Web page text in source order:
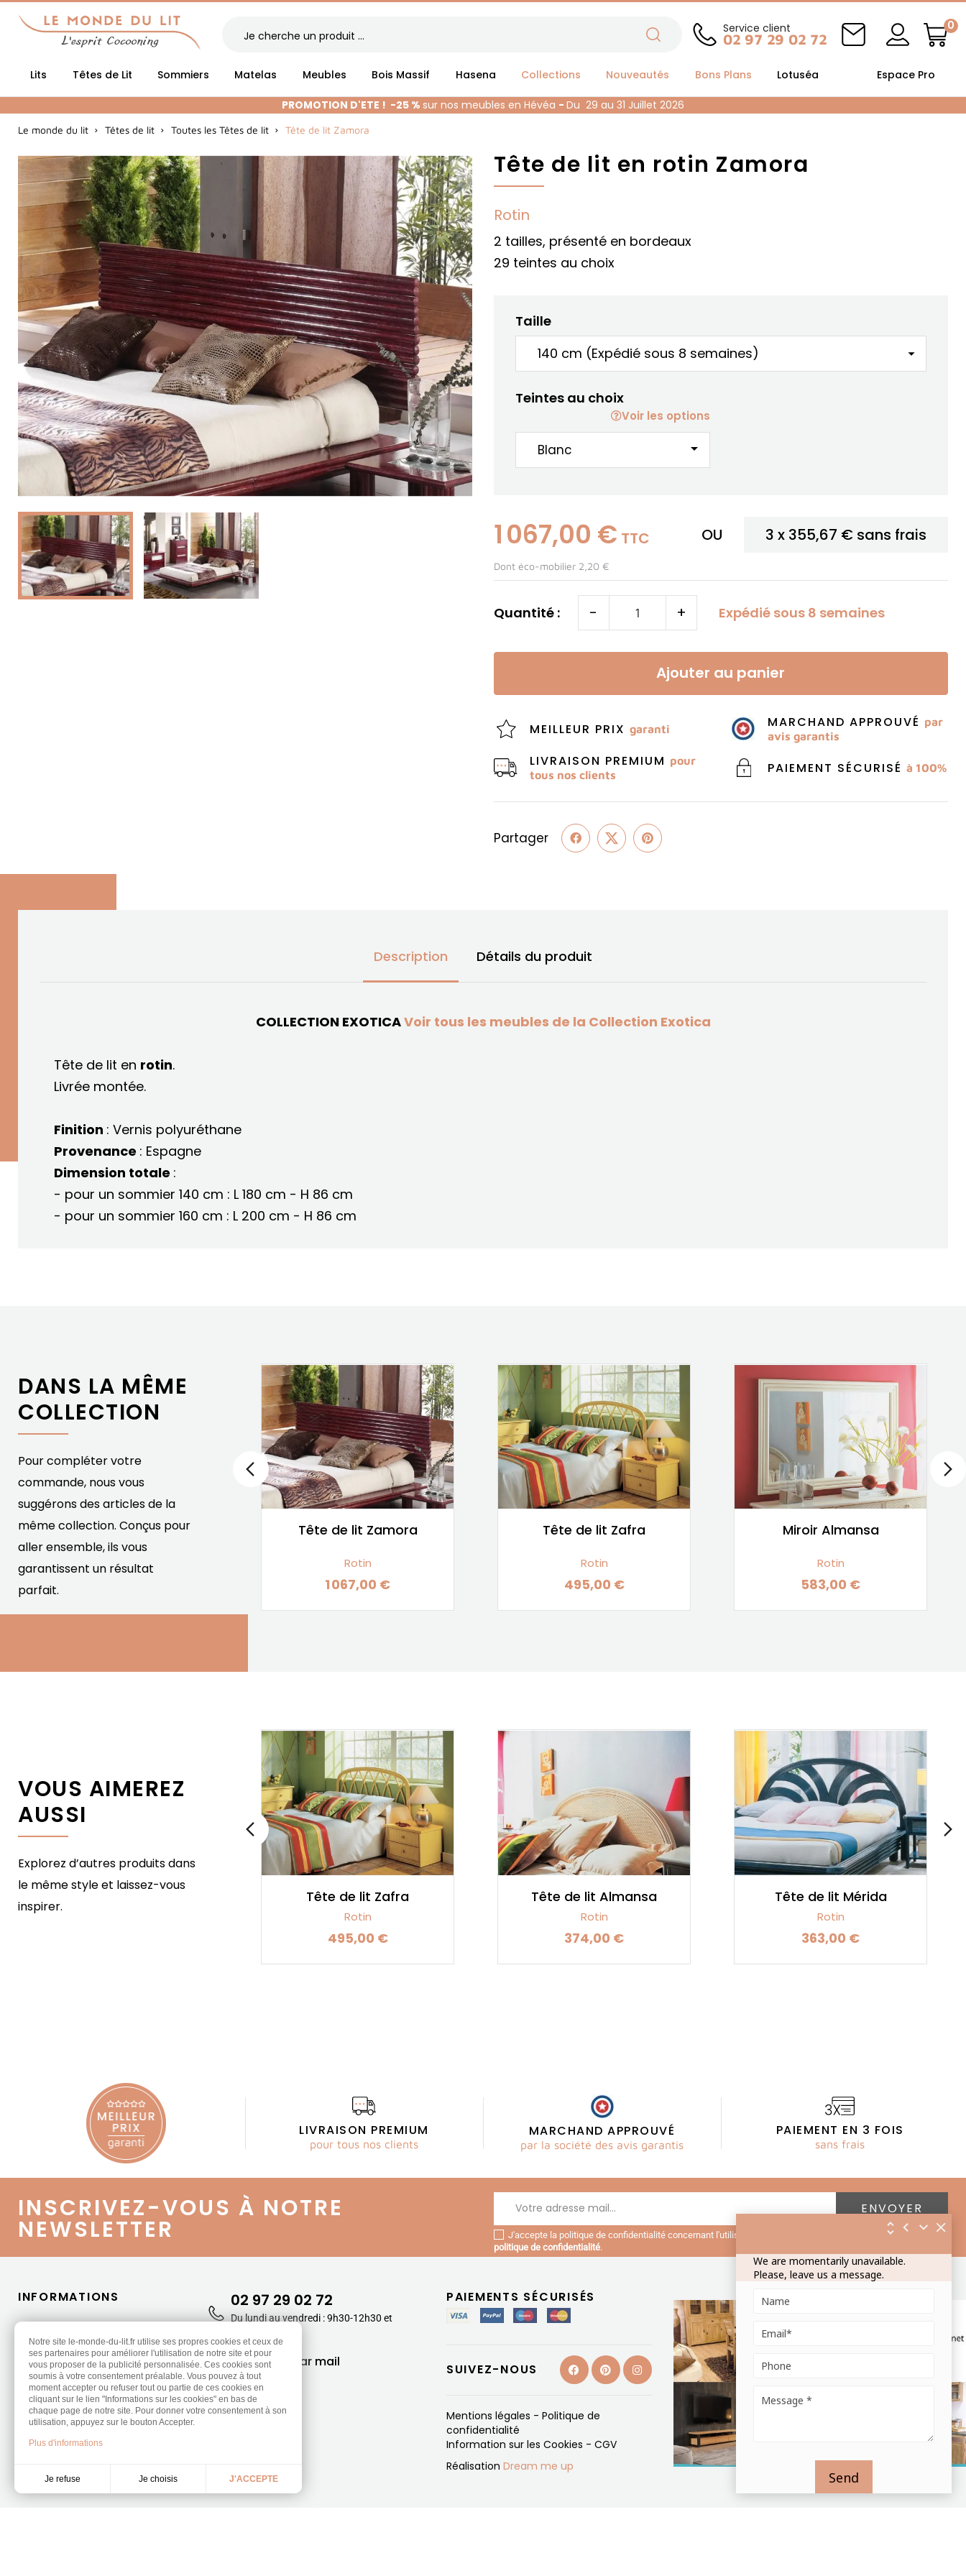
Service client
02 97 29 02 72
0
Lits Têtes de Lit Sommiers Matelas Meubles Bois Massif Hasena Collections Nouveautés Bons Plans Lotuséa Espace Pro
PROMOTION D'ETE ! -25 % sur nos meubles en Hévéa - Du 29 au 31 Juillet 2026
Le monde du lit Têtes de lit Toutes les Têtes de lit Tête de lit Zamora
Tête de lit en rotin Zamora
Rotin
2 tailles, présenté en bordeaux
29 teintes au choix
Taille
Teintes au choix
Voir les options
arrow_drop_down
1 067,00 € TTC OU 3 x 355,67 € sans frais
Dont éco-mobilier 2,20 €
Quantité : - + Expédié sous 8 semaines
Ajouter au panier
MEILLEUR PRIX garanti MARCHAND APPROUVÉ par
avis garantis
LIVRAISON PREMIUM pour
tous nos clients
PAIEMENT SÉCURISÉ à 100%
Partager
Description
COLLECTION EXOTICAVoir tous les meubles de la Collection Exotica
Tête de lit en rotin.
Livrée montée.
Finition : Vernis polyuréthane
Provenance : Espagne
Dimension totale :
- pour un sommier 140 cm : L 180 cm - H 86 cm
- pour un sommier 160 cm : L 200 cm - H 86 cm
Détails du produit
DANS LA MÊME
COLLECTION
Pour compléter votre
commande, nous vous
suggérons des articles de la
même collection. Conçus pour
aller ensemble, ils vous
garantissent un résultat
parfait.
Echantillons couleurs
meubles en Rotin
Rotin
Tête de lit Zamora
Rotin
Prix
1 067,00 €
Tête de lit Zafra
Rotin
Prix
495,00 €
Miroir Almansa
Rotin
Prix
583,00 €
VOUS AIMEREZ
AUSSI
Explorez d’autres produits dans
le même style et laissez-vous
inspirer.
Tête de lit Osaka Tête de lit Zafra
Rotin
Prix
495,00 €
Tête de lit Almansa
Rotin
Prix
374,00 €
Tête de lit Mérida
Rotin
Prix
363,00 €
LIVRAISON PREMIUM
pour tous nos clients
MARCHAND APPROUVÉ
par la société des avis garantis
PAIEMENT EN 3 FOIS
sans frais
INSCRIVEZ-VOUS À NOTRE
NEWSLETTER J'accepte la politique de confidentialité concernant l'utilisation des mes données personnelles.Lire la
politique de confidentialité.
INFORMATIONS
Qui sommes-nous ?
Sécurité de paiement
Modalités de livraison
Charte de qualité
Nos engagements
Protection des données
Conditions de vente
Formulaire de rétractation
02 97 29 02 72
Du lundi au vendredi : 9h30-12h30 et
CONTACT par mail
PAIEMENTS SÉCURISÉS
SUIVEZ-NOUS
Mentions légales - Politique de
confidentialité
Information sur les Cookies - CGV
Réalisation Dream me up
Notre site le-monde-du-lit.fr utilise ses propres cookies et ceux de
ses partenaires pour améliorer l'utilisation de notre site et pour
vous proposer de la publicité personnalisée. Ces cookies sont
soumis à votre consentement préalable. Vous pouvez à tout
moment accepter ou refuser tout ou partie de ces cookies en
cliquant sur le lien "Informations sur les cookies" en bas de
chaque page de notre site. Pour donner votre consentement à son
utilisation, appuyez sur le bouton Accepter.
Plus d'informations
Je refuse Je choisis J'ACCEPTE
We are momentarily unavailable.
Please, leave us a message.
Send